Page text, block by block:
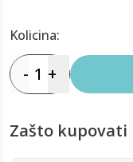
Kolicina:
- 1 +
Zašto kupovati